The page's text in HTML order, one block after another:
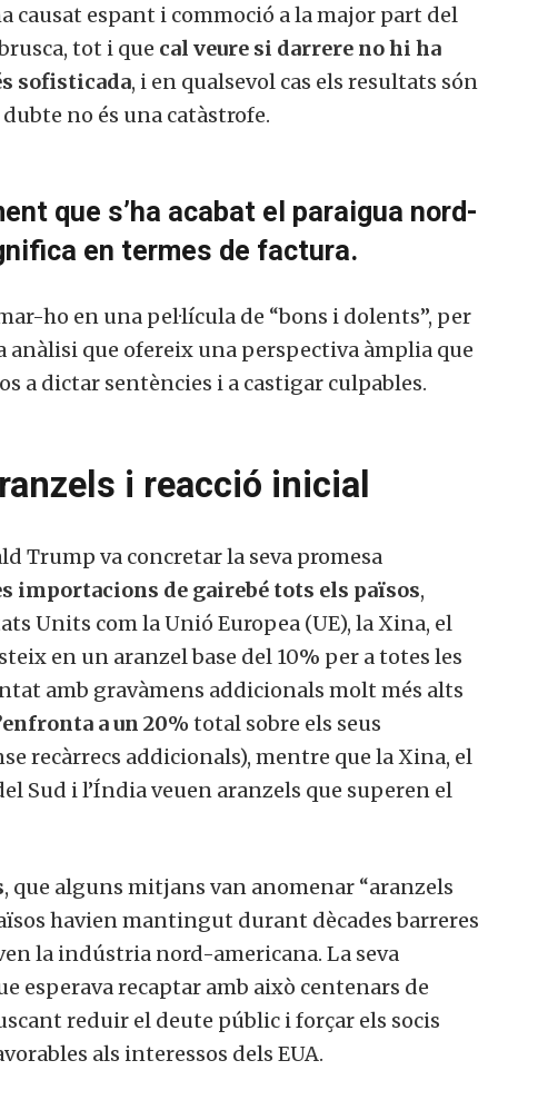
espant i commoció a la major part del
tot i que cal veure si darrere no hi ha
sofisticada, i en qualsevol cas els resultats són
no és una catàstrofe.
que s’ha acabat el paraigua nord-
en termes de factura.
ho en una pel·lícula de “bons i dolents”, per
que ofereix una perspectiva àmplia que
a dictar sentències i a castigar culpables.
i reacció inicial
Trump va concretar la seva promesa
importacions de gairebé tots els països,
Units com la Unió Europea (UE), la Xina, el
en un aranzel base del 10% per a totes les
amb gravàmens addicionals molt més alts
a un 20% total sobre els seus
recàrrecs addicionals), mentre que la Xina, el
Sud i l’Índia veuen aranzels que superen el
, que alguns mitjans van anomenar “aranzels
havien mantingut durant dècades barreres
la indústria nord-americana. La seva
esperava recaptar amb això centenars de
reduir el deute públic i forçar els socis
als interessos dels EUA.